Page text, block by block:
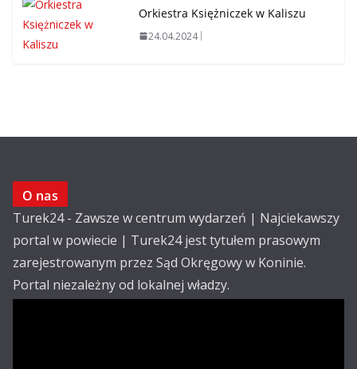
Orkiestra Księżniczek w Kaliszu
24.04.2024
O nas
Turek24 - Zawsze w centrum wydarzeń | Najciekawszy
portal w powiecie | Turek24 jest tytułem prasowym
zarejestrowanym przez Sąd Okręgowy w Koninie.
Portal niezależny od lokalnej władzy.